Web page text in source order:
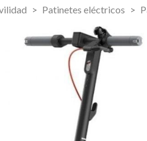
Patinetes eléctricos